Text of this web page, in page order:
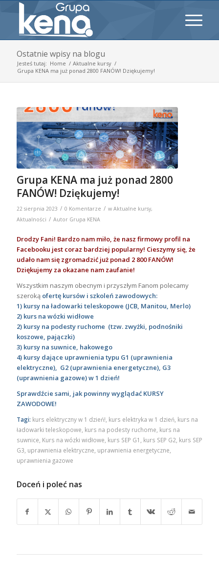
Ostatnie wpisy na blogu
Jesteś tutaj: Home / Aktualne kursy /
Grupa KENA ma już ponad 2800 FANÓW! Dziękujemy!
Grupa KENA ma już ponad 2800
FANÓW! Dziękujemy!
22 sierpnia 2023 / 0 Komentarze / w Aktualne kursy,
Aktualności / Autor Grupa KENA
Drodzy Fani! Bardzo nam miło, że nasz firmowy profil na
Facebooku jest coraz bardziej popularny! Cieszymy się, że
udało nam się zgromadzić już ponad 2 800 FANÓW!
Dziękujemy za okazane nam zaufanie!
Wszystkim naszym obecnym i przyszłym Fanom polecamy
szerokąofertę kursów i szkoleń zawodowych:
1) kursy na ładowarki teleskopowe (JCB, Manitou, Merlo)
2) kurs na wózki widłowe
2) kursy na podesty ruchome (tzw. zwyżki, podnośniki
koszowe, pajączki)
3) kursy na suwnice, hakowego
4) kursy dające uprawnienia typu G1 (uprawnienia
elektryczne), G2 (uprawnienia energetyczne), G3
(uprawnienia gazowe) w 1 dzień!
Sprawdźcie sami, jak powinny wyglądać KURSY
ZAWODOWE!
Tagi: kurs elektryczny w 1 dzień! kurs elektryka w 1 dzień, kurs na
ładowarki teleskopowe kurs na podesty ruchome kurs na
suwnice Kurs na wózki widłowe kurs SEP G1 kurs SEP G2 kurs SEP
G3 uprawnienia elektryczne uprawnienia energetyczne
uprawnienia gazowe
Doceń i poleć nas